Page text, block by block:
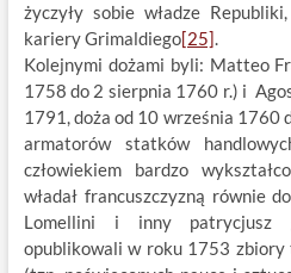
życzyły sobie władze
kariery Grimaldiego[25].
Kolejnymi dożami byli: Matteo
1758 do 2 sierpnia 1760 r.) i
1791, doża od 10 września 1760
armatorów statków
człowiekiem bardzo
władał francuszczyzną równie
Lomellini i inny patrycjusz
opublikowali w roku 1753 zbiory